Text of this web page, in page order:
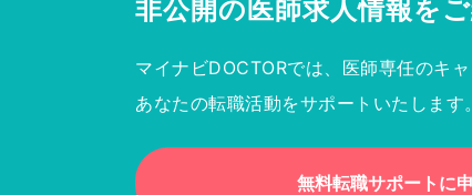
非公開の医師求人情報を
マイナビDOCTORでは、医師専任のキ
あなたの転職活動をサポートいたします
無料転職サポートに